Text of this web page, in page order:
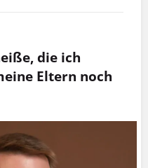
die ich
Eltern noch